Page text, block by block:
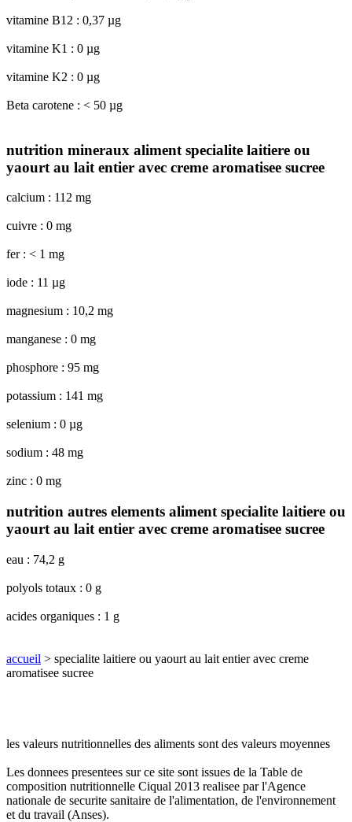
vitamine B12 : 0,37 µg
vitamine K1 : 0 µg
vitamine K2 : 0 µg
Beta carotene : < 50 µg
nutrition mineraux aliment specialite laitiere ou
yaourt au lait entier avec creme aromatisee sucree
calcium : 112 mg
cuivre : 0 mg
fer : < 1 mg
iode : 11 µg
magnesium : 10,2 mg
manganese : 0 mg
phosphore : 95 mg
potassium : 141 mg
selenium : 0 µg
sodium : 48 mg
zinc : 0 mg
nutrition autres elements aliment specialite laitiere ou
yaourt au lait entier avec creme aromatisee sucree
eau : 74,2 g
polyols totaux : 0 g
acides organiques : 1 g
accueil > specialite laitiere ou yaourt au lait entier avec creme
aromatisee sucree
les valeurs nutritionnelles des aliments sont des valeurs moyennes
Les donnees presentees sur ce site sont issues de la Table de
composition nutritionnelle Ciqual 2013 realisee par l'Agence
nationale de securite sanitaire de l'alimentation, de l'environnement
et du travail (Anses).